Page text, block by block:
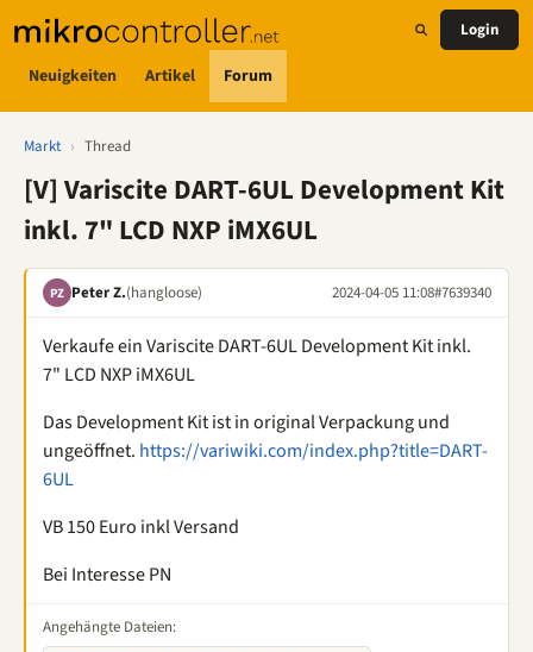
Neuigkeiten Artikel Forum
Login
Markt › Thread
[V] Variscite DART-6UL Development Kit
inkl. 7" LCD NXP iMX6UL
PZ Peter Z.(hangloose) 2024-04-05 11:08#7639340
Verkaufe ein Variscite DART-6UL Development Kit inkl.
7" LCD NXP iMX6UL
Das Development Kit ist in original Verpackung und
ungeöffnet. https://variwiki.com/index.php?title=DART-
6UL
VB 150 Euro inkl Versand
Bei Interesse PN
Angehängte Dateien: